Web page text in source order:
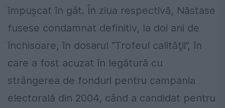
împuşcat în gât. În ziua respectivă, Năstase
fusese condamnat definitiv, la doi ani de
închisoare, în dosarul “Trofeul calităţii”, în
care a fost acuzat în legătură cu
strângerea de fonduri pentru campania
electorală din 2004, când a candidat pentru